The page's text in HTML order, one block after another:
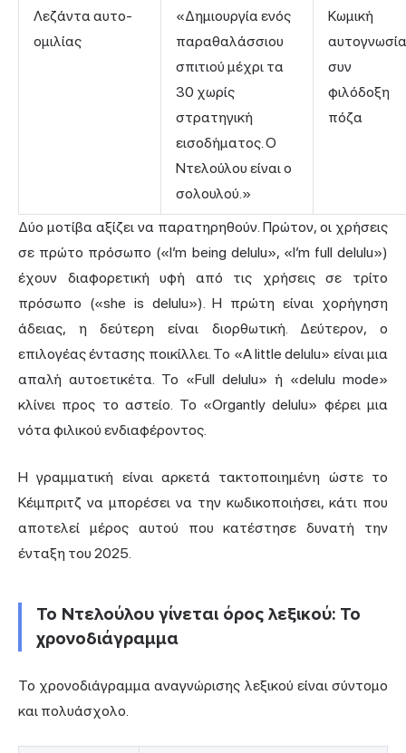
Λεζάντα αυτο-
ομιλίας
«Δημιουργία ενός
παραθαλάσσιου
σπιτιού μέχρι τα
30 χωρίς
στρατηγική
εισοδήματος. Ο
Ντελούλου είναι ο
σολουλού.»
Κωμική
αυτογνωσία
συν
φιλόδοξη
πόζα
Δύο μοτίβα αξίζει να παρατηρηθούν. Πρώτον, οι χρήσεις
σε πρώτο πρόσωπο («I’m being delulu», «I’m full delulu»)
έχουν διαφορετική υφή από τις χρήσεις σε τρίτο
πρόσωπο («she is delulu»). Η πρώτη είναι χορήγηση
άδειας, η δεύτερη είναι διορθωτική. Δεύτερον, ο
επιλογέας έντασης ποικίλλει. Το «A little delulu» είναι μια
απαλή αυτοετικέτα. Το «Full delulu» ή «delulu mode»
κλίνει προς το αστείο. Το «Organtly delulu» φέρει μια
νότα φιλικού ενδιαφέροντος.
Η γραμματική είναι αρκετά τακτοποιημένη ώστε το
Κέιμπριτζ να μπορέσει να την κωδικοποιήσει, κάτι που
αποτελεί μέρος αυτού που κατέστησε δυνατή την
ένταξη του 2025.
Το Ντελούλου γίνεται όρος λεξικού: Το
χρονοδιάγραμμα
Το χρονοδιάγραμμα αναγνώρισης λεξικού είναι σύντομο
και πολυάσχολο.